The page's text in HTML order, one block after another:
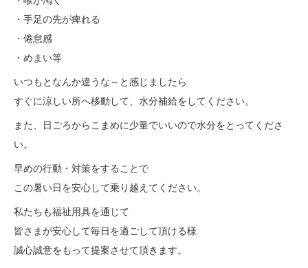
・手足の先が痺れる
・倦怠感
・めまい等
いつもとなんか違うな～と感じましたら
すぐに涼しい所へ移動して、水分補給をしてください。
また、日ごろからこまめに少量でいいので水分をとってくださ
い。
早めの行動・対策をすることで
この暑い日を安心して乗り越えてください。
私たちも福祉用具を通じて
皆さまが安心して毎日を過ごして頂ける様
誠心誠意をもって提案させて頂きます。